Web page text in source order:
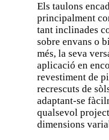
Els taulons
principalment
tant inclinades
sobre envans o
més, la seva
aplicació en
revestiment de
recrescuts de
adaptant-se
qualsevol
dimensions